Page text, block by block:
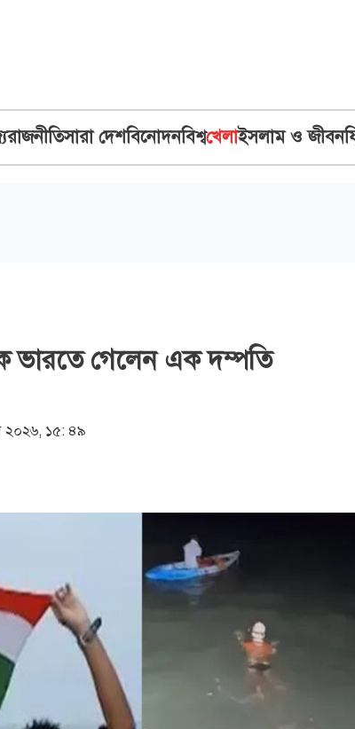
রাজনীতিসারা দেশবিনোদনবিশ্বখেলাইসলাম ও জীবন
ভারতে গেলেন এক দম্পতি
২০২৬, ১৫: ৪৯